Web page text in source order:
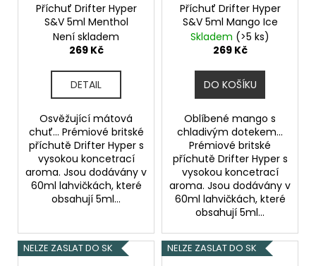
Příchuť Drifter Hyper
S&V 5ml Menthol
Není skladem
269 Kč
DETAIL
Osvěžující mátová
chuť... Prémiové britské
příchutě Drifter Hyper s
vysokou koncetrací
aroma. Jsou dodávány v
60ml lahvičkách, které
obsahují 5ml...
Příchuť Drifter Hyper
S&V 5ml Mango Ice
Skladem (>5 ks)
269 Kč
DO KOŠÍKU
Oblíbené mango s
chladivým dotekem...
Prémiové britské
příchutě Drifter Hyper s
vysokou koncetrací
aroma. Jsou dodávány v
60ml lahvičkách, které
obsahují 5ml...
NELZE ZASLAT DO SK NELZE ZASLAT DO SK